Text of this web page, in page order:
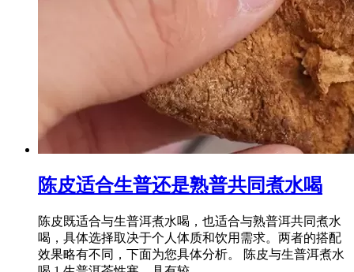
陈皮适合生普还是熟普共同煮水喝
陈皮既适合与生普洱煮水喝，也适合与熟普洱共同煮水
喝，具体选择取决于个人体质和饮用需求。两者的搭配
效果略有不同，下面为您具体分析。 陈皮与生普洱煮水